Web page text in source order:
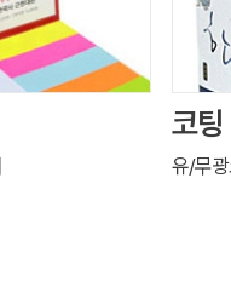
코팅
유/무